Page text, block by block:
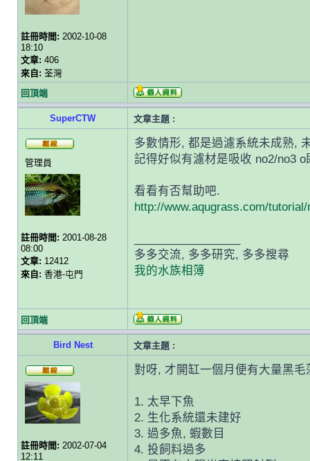
註冊時間: 2002-10-08
18:10
文章: 406
來自: 荃灣
回頂端
SuperCTW 文章主題 :
管理員
註冊時間: 2001-08-28
08:00
文章: 12412
來自: 香港-屯門
多數情形, 都是過濾系統未成熟,
記得好似有濾材是吸收 no2/no3
看看有否幫助吧.
http://www.aqugrass.com/
多多交流, 多多研究, 多多搜尋
我的水族相簿
回頂端
Bird Nest 文章主題 :
註冊時間: 2002-07-04
12:11
對呀, 才開缸一個月便有大量黑毛
1. 太早下魚
2. 生化系統還未建好
3. 過多魚, 蝦數目
4. 投飼料過多